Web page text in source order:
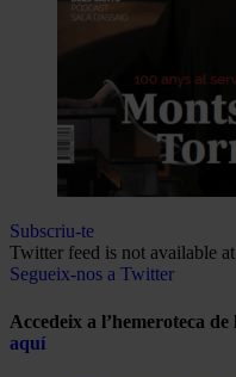
Subscriu-te
Twitter feed is not available
Segueix-nos a Twitter
Accedeix a l’hemeroteca
aquí